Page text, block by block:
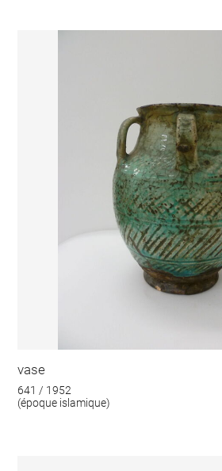
vase
641 / 1952
(époque islamique)